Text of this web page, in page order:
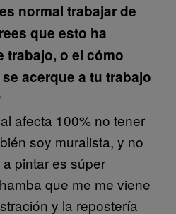
normal trabajar de
que esto ha
trabajo, o el cómo
acerque a tu trabajo
afecta 100% no tener
soy muralista, y no
pintar es súper
que me me viene
y la repostería